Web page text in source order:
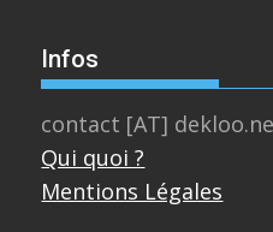
Infos
contact [AT]
Qui quoi ?
Mentions Légales